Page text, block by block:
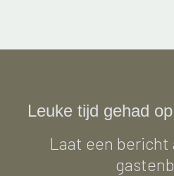
Leuke tijd gehad
Laat een bericht